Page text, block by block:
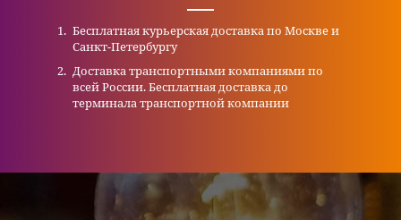
Бесплатная курьерская доставка по Москве и
Санкт-Петербургу
Доставка транспортными компаниями по
всей России. Бесплатная доставка до
терминала транспортной компании